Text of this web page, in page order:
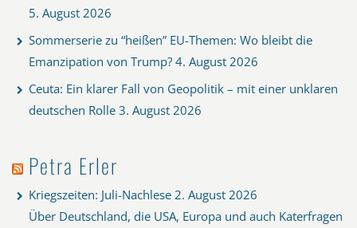
5. August 2026
Sommerserie zu “heißen” EU-Themen: Wo bleibt die
Emanzipation von Trump? 4. August 2026
Ceuta: Ein klarer Fall von Geopolitik – mit einer unklaren
deutschen Rolle 3. August 2026
Petra Erler
Kriegszeiten: Juli-Nachlese 2. August 2026
Über Deutschland, die USA, Europa und auch Katerfragen